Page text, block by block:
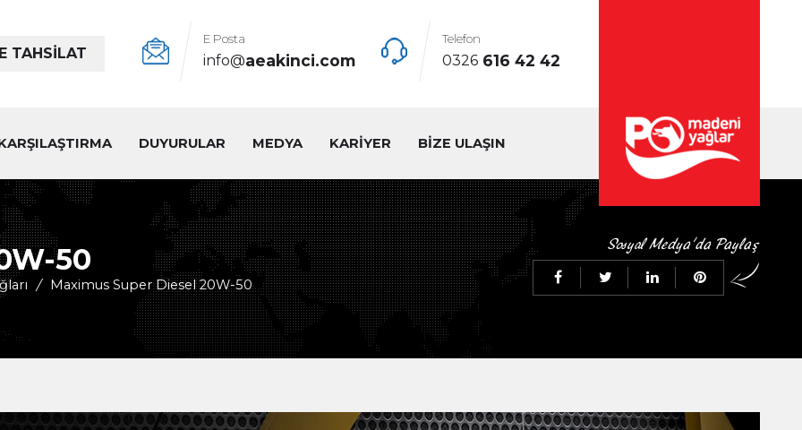
TAHSİLAT
E Posta
info@aeakinci.com
Telefon
0326 616 42 42
DUYURULAR MEDYA KARİYER BİZE ULAŞIN
50
/ Maximus Super Diesel 20W-50